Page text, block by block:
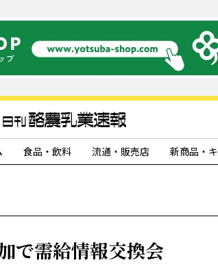
食品・飲料 流通・販売店 新商品・
で需給情報交換会